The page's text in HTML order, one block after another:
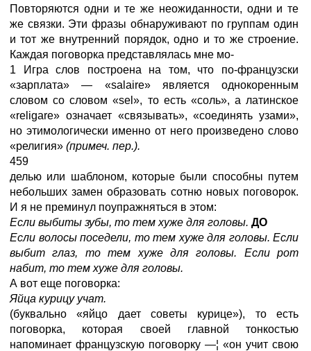
Повторяются одни и те же неожиданности, одни и те
же связки. Эти фразы обнаруживают по группам один
и тот же внутренний порядок, одно и то же строение.
Каждая поговорка представлялась мне мо-
1 Игра слов построена на том, что по-французски
«зарплата» — «salaire» является однокоренным
словом со словом «sel», то есть «соль», а латинское
«religare» означает «связывать», «соединять узами»,
но этимологически именно от него произведено слово
«религия» (примеч. пер.).
459
делью или шаблоном, которые были способны путем
небольших замен образовать сотню новых поговорок.
И я не преминул поупражняться в этом:
Если выбиты зубы, то тем хуже для головы. ДО
Если волосы поседели, то тем хуже для головы. Если
выбит глаз, то тем хуже для головы. Если рот
набит, то тем хуже для головы.
А вот еще поговорка:
Яйца курицу учат.
(буквально «яйцо дает советы курице»), то есть
поговорка, которая своей главной тонкостью
напоминает французскую поговорку —¦ «он учит свою